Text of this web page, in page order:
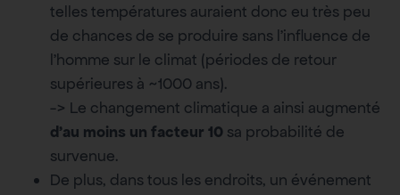
telles températures auraient donc eu très peu
de chances de se produire sans l’influence de
l’homme sur le climat (périodes de retour
supérieures à ~1000 ans).
-> Le changement climatique a ainsi augmenté
d’au moins un facteur 10 sa probabilité de
survenue.
De plus, dans tous les endroits, un événement